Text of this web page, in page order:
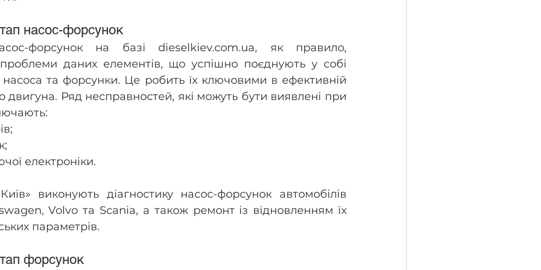
насос-форсунок
форсунок на базі dieselkiev.com.ua, як правило,
даних елементів, що успішно поєднують у собі
насоса та форсунки. Це робить їх ключовими в ефективній
двигуна. Ряд несправностей, які можуть бути виявлені при
електроніки.
виконують діагностику насос-форсунок автомобілів
Volvo та Scania, а також ремонт із відновленням їх
параметрів.
форсунок